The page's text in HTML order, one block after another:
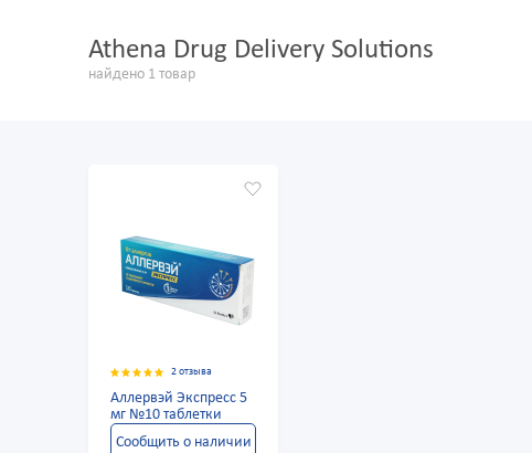
Athena Drug Delivery Solutions
найдено 1 товар
2 отзыва
Аллервэй Экспресс 5
мг №10 таблетки
Сообщить о наличии